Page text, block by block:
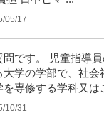
05/17
問です。 児童指導
学の学部で、社会
専修する学科又は
10/31